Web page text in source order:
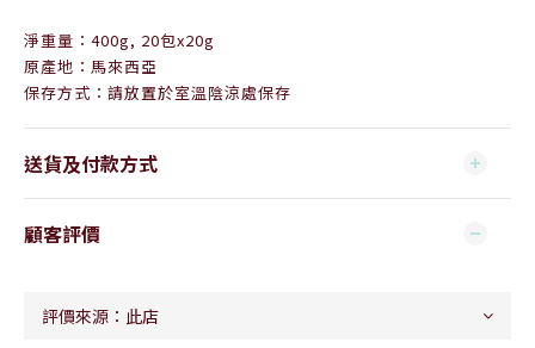
淨重量：400g, 20包x20g
原產地：馬來西亞
保存方式：請放置於室溫陰涼處保存
送貨及付款方式
顧客評價